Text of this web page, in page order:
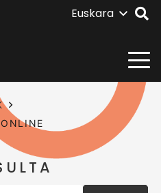
Euskara